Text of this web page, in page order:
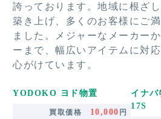
誇っております。地域に根ざ
築き上げ、多くのお客様にご
ました。メジャーなメーカー
ーまで、幅広いアイテムに対
心がけています。
YODOKO ヨド物置
買取価格 10,000 円
イナ
17S